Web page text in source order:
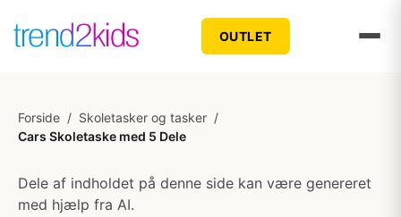
OUTLET
Forside / Skoletasker og tasker /
Cars Skoletaske med 5 Dele
Dele af indholdet på denne side kan være genereret
med hjælp fra AI.